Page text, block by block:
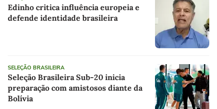
Edinho critica influência europeia e
defende identidade brasileira
SELEÇÃO BRASILEIRA
Seleção Brasileira Sub-20 inicia
preparação com amistosos diante da
Bolívia